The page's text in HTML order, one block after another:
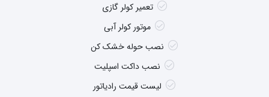
تعمیر کولر گازی
موتور کولر آبی
نصب حوله خشک کن
نصب داکت اسپلیت
لیست قیمت رادیاتور